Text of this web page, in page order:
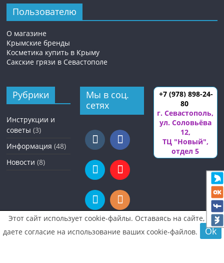
Пользователю
О магазине
Крымские бренды
Косметика купить в Крыму
Сакские грязи в Севастополе
Рубрики
Инструкции и
советы (3)
Информация (48)
Новости (8)
Мы в соц.
сетях
+7 (978) 898-24-
80
г. Севастополь,
ул. Соловьёва
12,
ТЦ "Новый",
отдел 5
Этот сайт использует cookie-файлы. Оставаясь на сайте, вы
даете согласие на использование ваших cookie-файлов.
Ok